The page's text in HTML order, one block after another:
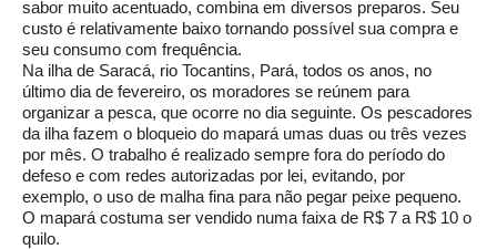
sabor muito acentuado, combina em diversos preparos. Seu
custo é relativamente baixo tornando possível sua compra e
seu consumo com frequência.
Na ilha de Saracá, rio Tocantins, Pará, todos os anos, no
último dia de fevereiro, os moradores se reúnem para
organizar a pesca, que ocorre no dia seguinte. Os pescadores
da ilha fazem o bloqueio do mapará umas duas ou três vezes
por mês. O trabalho é realizado sempre fora do período do
defeso e com redes autorizadas por lei, evitando, por
exemplo, o uso de malha fina para não pegar peixe pequeno.
O mapará costuma ser vendido numa faixa de R$ 7 a R$ 10 o
quilo.